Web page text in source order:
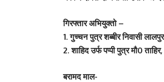
गिरफ्तार अभियुक्तो –
1. गुच्चन पुत्र शब्बीर निवासी
2. शाहिद उर्फ पप्पी पुत्र मौ0
बरामद माल-